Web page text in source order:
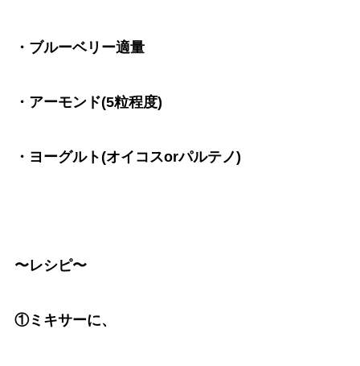
・ブルーベリー適量
・アーモンド(5粒程度)
・ヨーグルト(オイコスorパルテノ)
〜レシピ〜
①ミキサーに、